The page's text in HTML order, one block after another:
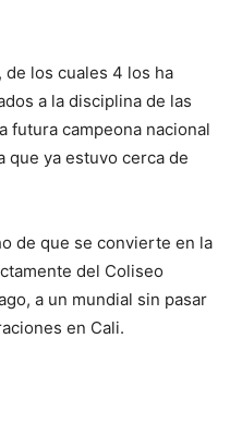
de los cuales 4 los ha
a la disciplina de las
futura campeona nacional
que ya estuvo cerca de
de que se convierte en la
del Coliseo
a un mundial sin pasar
en Cali.